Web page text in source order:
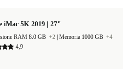
iMac 5K 2019 | 27"
RAM 8.0 GB +2 Memoria 1000 GB +4
4,9